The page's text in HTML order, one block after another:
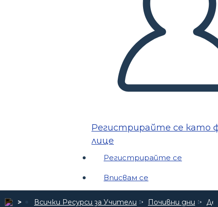
Регистрирайте се като
лице
Регистрирайте се
Вписвам се
Всички Ресурси за Учители Почивни дни